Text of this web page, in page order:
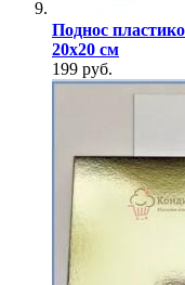
Поднос
20х20 см
199 руб.